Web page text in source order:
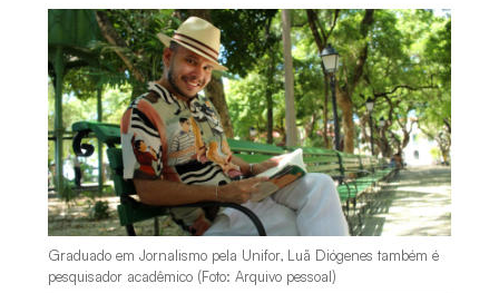
Graduado em Jornalismo pela Unifor, Luã Diógenes também é
pesquisador acadêmico (Foto: Arquivo pessoal)